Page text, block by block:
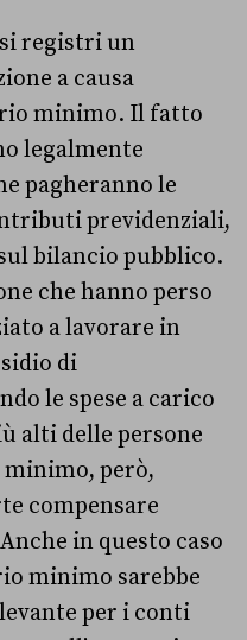
registri un
a causa
minimo. Il fatto
legalmente
pagheranno le
previdenziali,
bilancio pubblico.
che hanno perso
a lavorare in
di
le spese a carico
alti delle persone
però,
compensare
in questo caso
minimo sarebbe
per i conti